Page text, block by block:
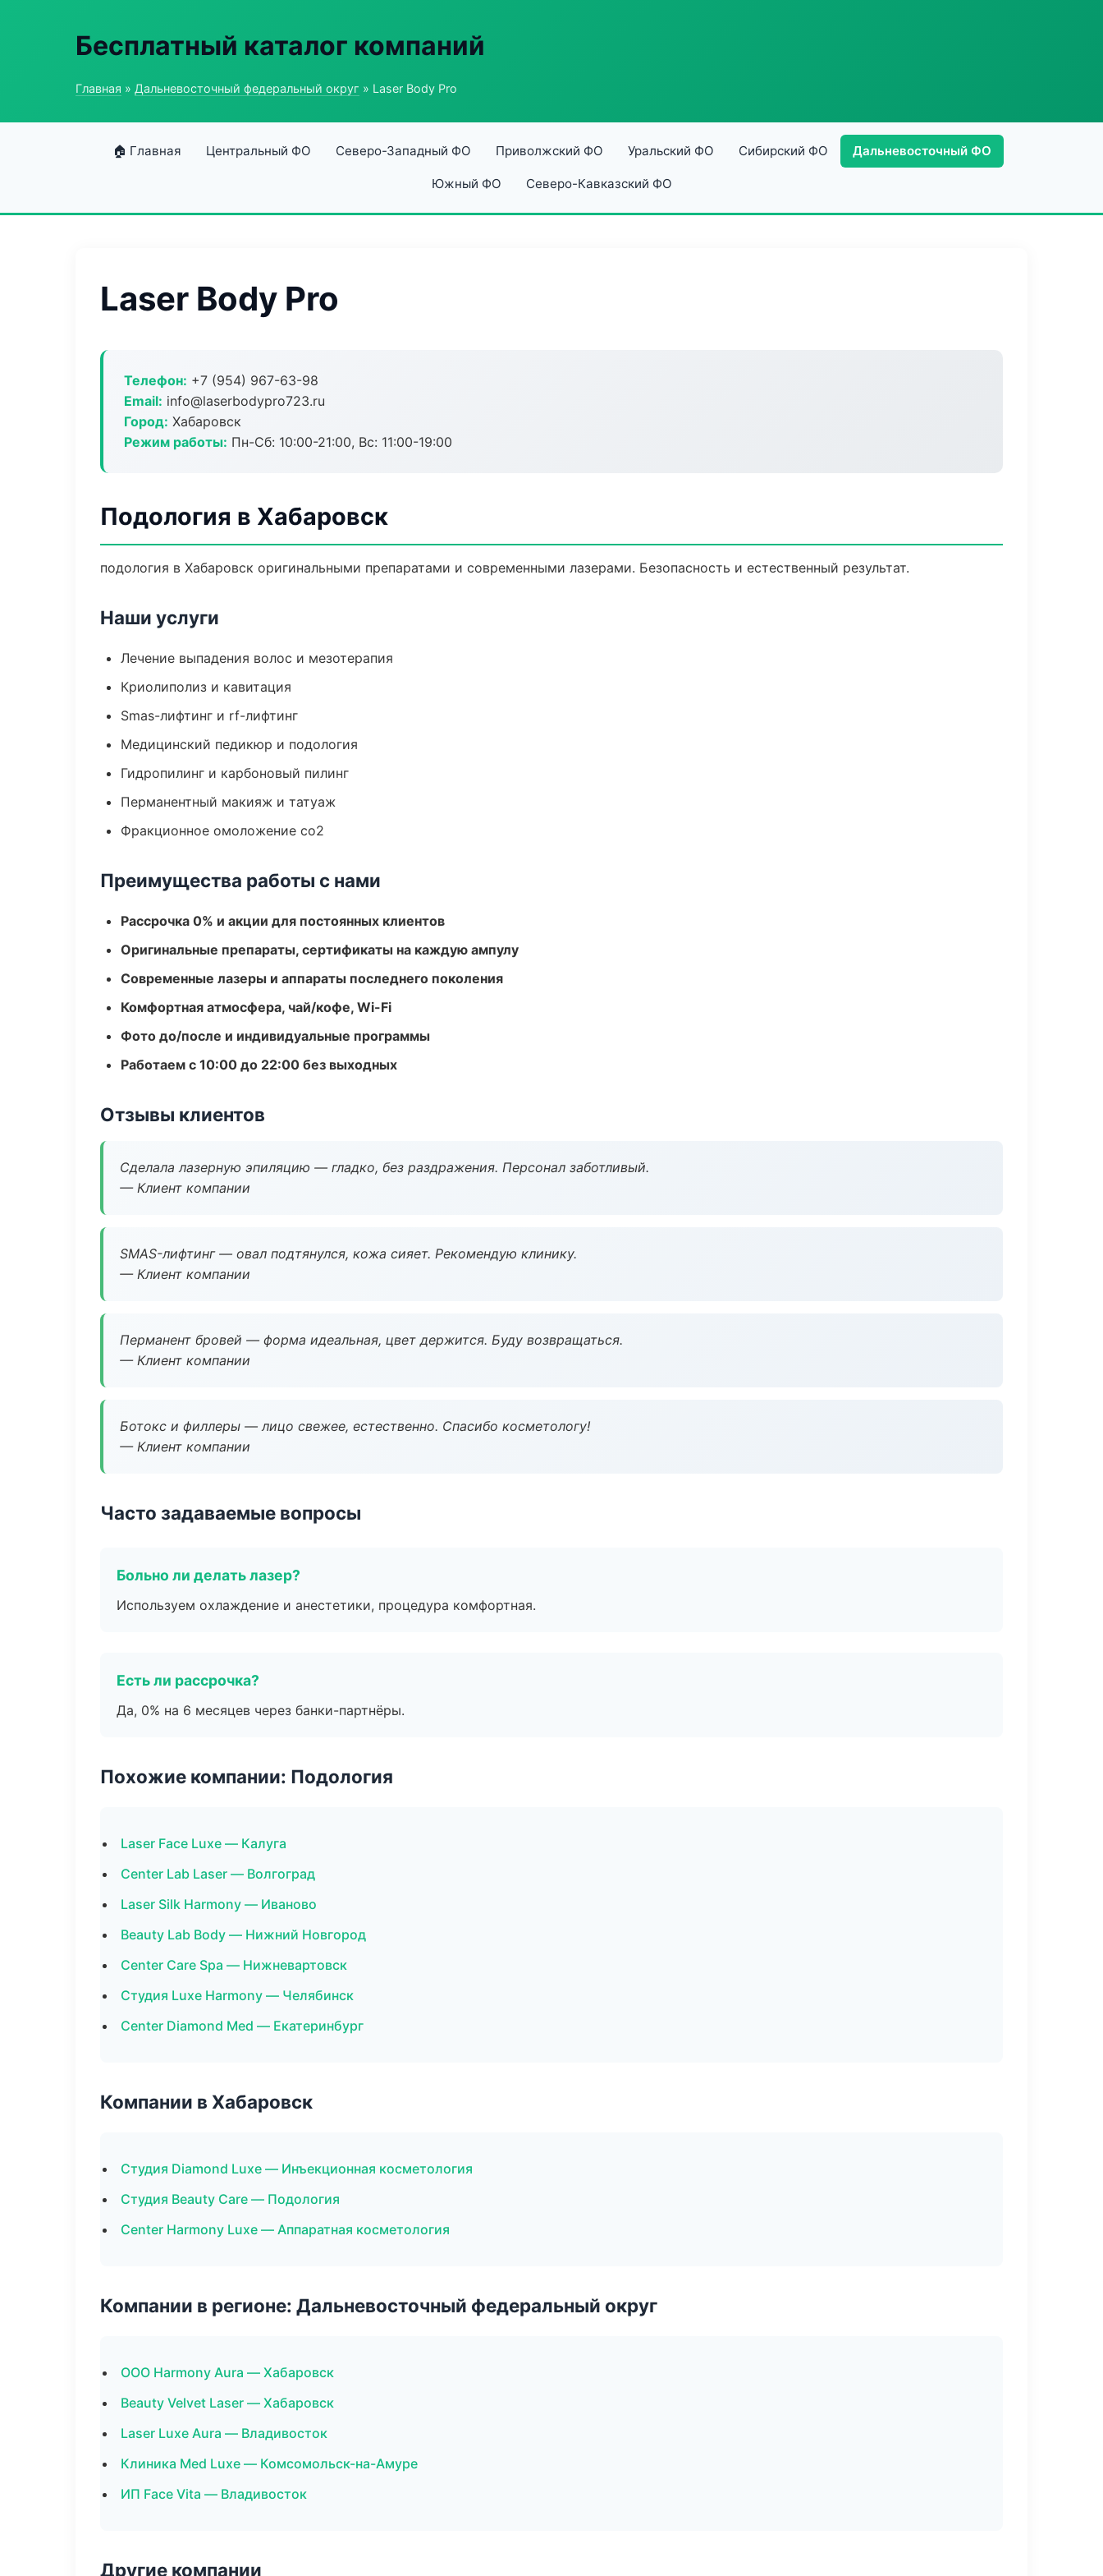
Бесплатный каталог компаний
Главная » Дальневосточный федеральный округ » Laser Body Pro
🏠 Главная Центральный ФО Северо-Западный ФО Приволжский ФО Уральский ФО Сибирский ФО Дальневосточный ФО
Южный ФО Северо-Кавказский ФО
Laser Body Pro
Телефон: +7 (954) 967-63-98
Email: info@laserbodypro723.ru
Город: Хабаровск
Режим работы: Пн-Сб: 10:00-21:00, Вс: 11:00-19:00
Подология в Хабаровск
подология в Хабаровск оригинальными препаратами и современными лазерами. Безопасность и естественный результат.
Наши услуги
Лечение выпадения волос и мезотерапия
Криолиполиз и кавитация
Smas-лифтинг и rf-лифтинг
Медицинский педикюр и подология
Гидропилинг и карбоновый пилинг
Перманентный макияж и татуаж
Фракционное омоложение co2
Преимущества работы с нами
Рассрочка 0% и акции для постоянных клиентов
Оригинальные препараты, сертификаты на каждую ампулу
Современные лазеры и аппараты последнего поколения
Комфортная атмосфера, чай/кофе, Wi-Fi
Фото до/после и индивидуальные программы
Работаем с 10:00 до 22:00 без выходных
Отзывы клиентов
Сделала лазерную эпиляцию — гладко, без раздражения. Персонал заботливый.
— Клиент компании
SMAS-лифтинг — овал подтянулся, кожа сияет. Рекомендую клинику.
— Клиент компании
Перманент бровей — форма идеальная, цвет держится. Буду возвращаться.
— Клиент компании
Ботокс и филлеры — лицо свежее, естественно. Спасибо косметологу!
— Клиент компании
Часто задаваемые вопросы
Больно ли делать лазер?
Используем охлаждение и анестетики, процедура комфортная.
Есть ли рассрочка?
Да, 0% на 6 месяцев через банки-партнёры.
Похожие компании: Подология
Laser Face Luxe — Калуга
Center Lab Laser — Волгоград
Laser Silk Harmony — Иваново
Beauty Lab Body — Нижний Новгород
Center Care Spa — Нижневартовск
Студия Luxe Harmony — Челябинск
Center Diamond Med — Екатеринбург
Компании в Хабаровск
Студия Diamond Luxe — Инъекционная косметология
Студия Beauty Care — Подология
Center Harmony Luxe — Аппаратная косметология
Компании в регионе: Дальневосточный федеральный округ
ООО Harmony Aura — Хабаровск
Beauty Velvet Laser — Хабаровск
Laser Luxe Aura — Владивосток
Клиника Med Luxe — Комсомольск-на-Амуре
ИП Face Vita — Владивосток
Другие компании